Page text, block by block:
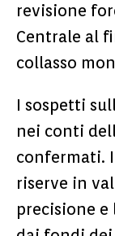
revisione
Centrale al
collasso
I sospetti
nei conti
confermati.
riserve in
precisione e